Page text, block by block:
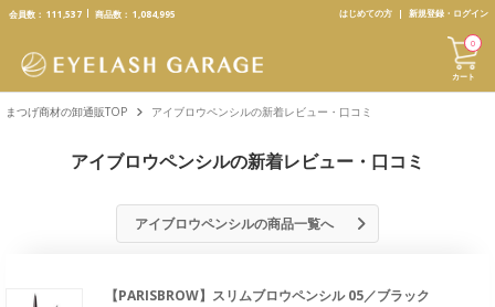
text.skipToContent
text.skipToNavigation
会員数： 111,537 商品数： 1,084,995 はじめての方 新規登録・ログイン
カート
0
まつげ商材の卸通販TOP アイブロウペンシルの新着レビュー・口コミ
アイブロウペンシルの新着レビュー・口コミ
アイブロウペンシルの商品一覧へ
【PARISBROW】スリムブロウペンシル 05／ブラック